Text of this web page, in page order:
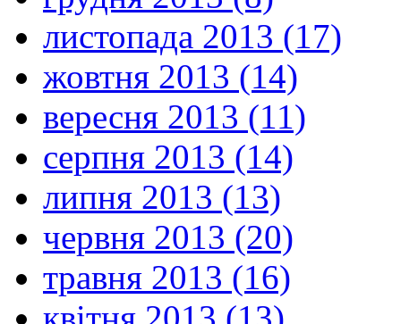
листопада 2013 (17)
жовтня 2013 (14)
вересня 2013 (11)
серпня 2013 (14)
липня 2013 (13)
червня 2013 (20)
травня 2013 (16)